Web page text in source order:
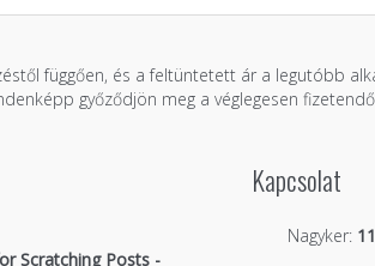
függően, és a feltüntetett ár a legutóbb
győződjön meg a véglegesen
Scratching Posts -
Kapcsolat
Nagyker: